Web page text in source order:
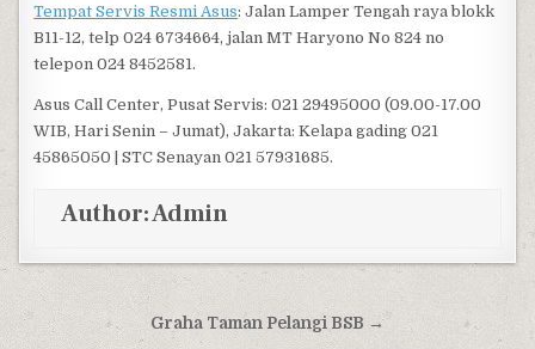
Tempat Servis Resmi Asus: Jalan Lamper Tengah raya blokk
B11-12, telp 024 6734664, jalan MT Haryono No 824 no
telepon 024 8452581.
Asus Call Center, Pusat Servis: 021 29495000 (09.00-17.00
WIB, Hari Senin – Jumat), Jakarta: Kelapa gading 021
45865050 | STC Senayan 021 57931685.
Author:Admin
Post navigationGraha Taman Pelangi BSB →